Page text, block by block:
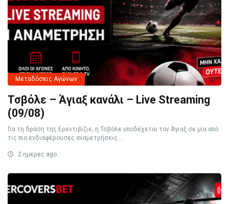
Μεταδόσεις Αγώνων
Τσβόλε – Άγιαξ κανάλι – Live Streaming
(09/08)
Για τη δράση της Ερεντιβίζιε, η Τσβόλε υποδέχεται τον Άγιαξ σε μία από
τις πιο ενδιαφέρουσες αναμετρήσεις ...
2 ημέρες ago